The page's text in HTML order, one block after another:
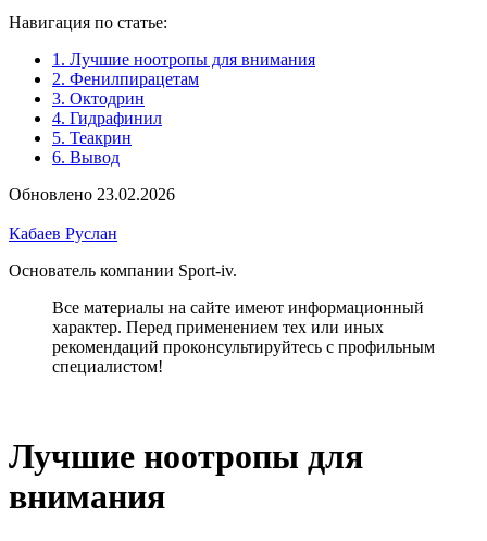
Навигация по статье:
1. Лучшие ноотропы для внимания
2. Фенилпирацетам
3. Октодрин
4. Гидрафинил
5. Теакрин
6. Вывод
Обновлено 23.02.2026
Кабаев Руслан
Основатель компании Sport-iv.
Все материалы на сайте имеют информационный
характер. Перед применением тех или иных
рекомендаций проконсультируйтесь с профильным
специалистом!
Лучшие ноотропы для
внимания